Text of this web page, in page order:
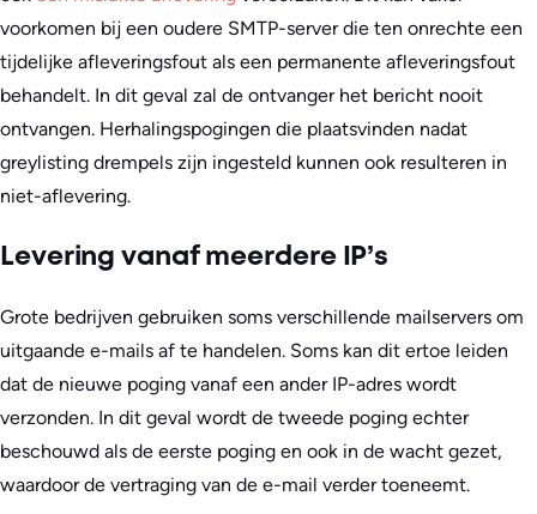
voorkomen bij een oudere SMTP-server die ten onrechte een
tijdelijke afleveringsfout als een permanente afleveringsfout
behandelt. In dit geval zal de ontvanger het bericht nooit
ontvangen. Herhalingspogingen die plaatsvinden nadat
greylisting drempels zijn ingesteld kunnen ook resulteren in
niet-aflevering.
Levering vanaf meerdere IP’s
Grote bedrijven gebruiken soms verschillende mailservers om
uitgaande e-mails af te handelen. Soms kan dit ertoe leiden
dat de nieuwe poging vanaf een ander IP-adres wordt
verzonden. In dit geval wordt de tweede poging echter
beschouwd als de eerste poging en ook in de wacht gezet,
waardoor de vertraging van de e-mail verder toeneemt.